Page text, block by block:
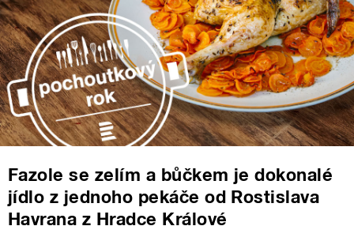
Fazole se zelím a bůčkem je dokonalé
jídlo z jednoho pekáče od Rostislava
Havrana z Hradce Králové